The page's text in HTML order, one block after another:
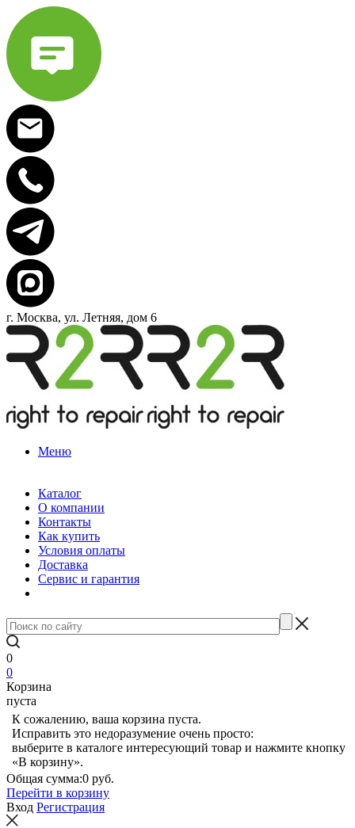
г. Москва, ул. Летняя, дом 6
Меню
Каталог
О компании
Контакты
Как купить
Условия оплаты
Доставка
Сервис и гарантия
0
0
Корзина
пуста
К сожалению, ваша корзина пуста.
Исправить это недоразумение очень просто:
выберите в каталоге интересующий товар и нажмите кнопку
«В корзину».
Общая сумма:0 руб.
Перейти в корзину
Вход Регистрация